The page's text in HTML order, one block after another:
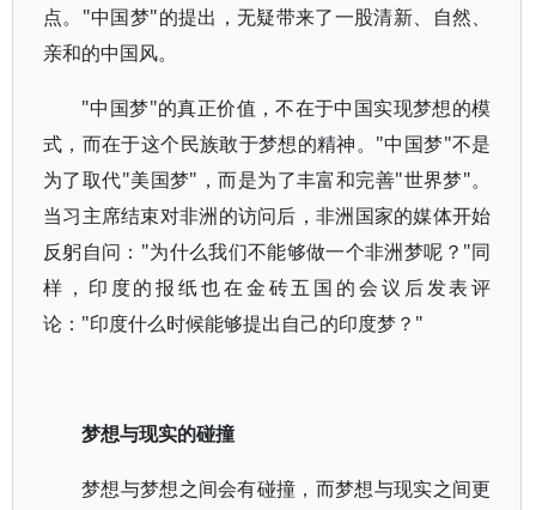
点。"中国梦"的提出，无疑带来了一股清新、自然、
亲和的中国风。
"中国梦"的真正价值，不在于中国实现梦想的模
式，而在于这个民族敢于梦想的精神。"中国梦"不是
为了取代"美国梦"，而是为了丰富和完善"世界梦"。
当习主席结束对非洲的访问后，非洲国家的媒体开始
反躬自问："为什么我们不能够做一个非洲梦呢？"同
样，印度的报纸也在金砖五国的会议后发表评
论："印度什么时候能够提出自己的印度梦？"
梦想与现实的碰撞
梦想与梦想之间会有碰撞，而梦想与现实之间更